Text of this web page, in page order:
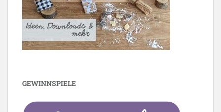
GEWINNSPIELE